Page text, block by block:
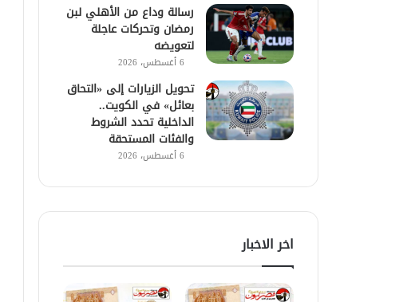
رسالة وداع من الأهلي لبن
رمضان وتحركات عاجلة
لتعويضه
6 أغسطس، 2026
تحويل الزيارات إلى «التحاق
بعائل» في الكويت..
الداخلية تحدد الشروط
والفئات المستحقة
6 أغسطس، 2026
اخر الاخبار